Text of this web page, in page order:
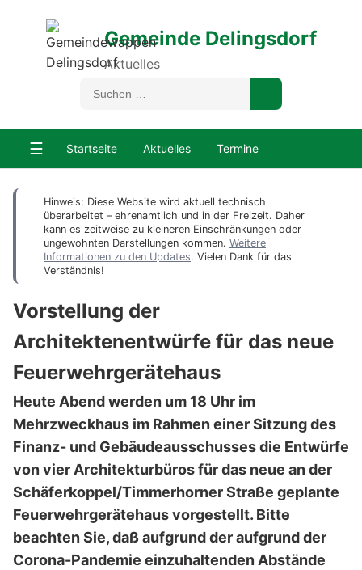
Gemeinde Delingsdorf
Aktuelles
☰ Startseite Aktuelles Termine
Hinweis: Diese Website wird aktuell technisch
überarbeitet – ehrenamtlich und in der Freizeit. Daher
kann es zeitweise zu kleineren Einschränkungen oder
ungewohnten Darstellungen kommen. Weitere
Informationen zu den Updates. Vielen Dank für das
Verständnis!
Vorstellung der
Architektenentwürfe für das neue
Feuerwehrgerätehaus
Heute Abend werden um 18 Uhr im
Mehrzweckhaus im Rahmen einer Sitzung des
Finanz- und Gebäudeausschusses die Entwürfe
von vier Architekturbüros für das neue an der
Schäferkoppel/Timmerhorner Straße geplante
Feuerwehrgerätehaus vorgestellt. Bitte
beachten Sie, daß aufgrund der aufgrund der
Corona-Pandemie einzuhaltenden Abstände